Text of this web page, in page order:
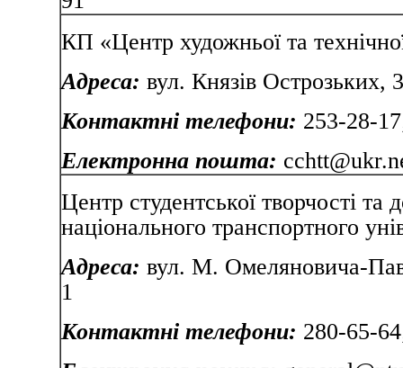
КП «Центр художньої та
Адреса: вул. Князів
Контактні телефони: 253-28-
Електронна пошта:
Центр студентської творчості та
національного транспортного
Адреса: вул. М. Омеляновича-
1
Контактні телефони: 280-65-